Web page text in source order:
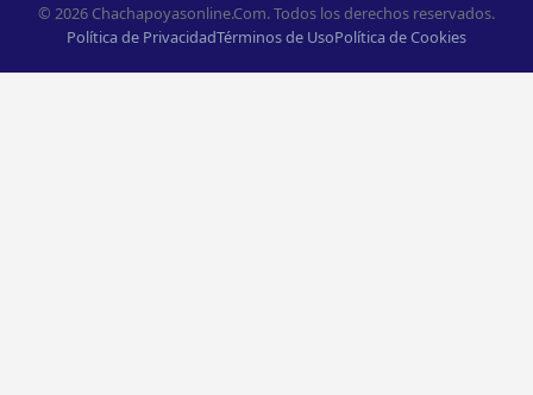
© 2026 Chachapoyasonline.Com. Todos los derechos reservados.
Política de PrivacidadTérminos de UsoPolítica de Cookies